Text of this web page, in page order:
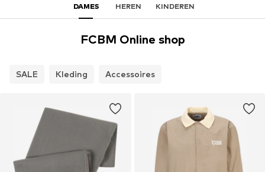
DAMES HEREN KINDEREN
FCBM Online shop
SALE Kleding Accessoires